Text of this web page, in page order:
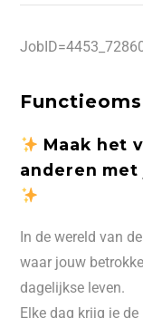
Maak het
anderen
In de wereld van
waar jouw
dagelijkse leven.
Elke dag krijg je